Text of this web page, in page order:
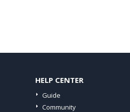
HELP CENTER
Guide
Community